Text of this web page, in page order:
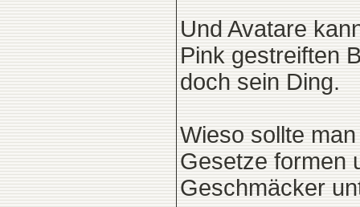
Und Avatare
Pink gestreiften
doch sein Ding.
Wieso sollte
Gesetze formen
Geschmäcker